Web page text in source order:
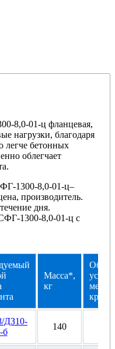
8,0-01-ц фланцевая,
нагрузки, благодаря
легче бетонных
облегчает
1300-8,0-01-ц–
производитель.
дня.
1300-8,0-01-ц с
Macca*,
кг
мecтa
ДЗ10-
б
140